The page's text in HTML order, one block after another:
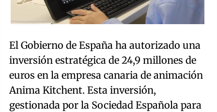
El Gobierno de España ha autorizado una
inversión estratégica de 24,9 millones de
euros en la empresa canaria de animación
Anima Kitchent. Esta inversión,
gestionada por la Sociedad Española para